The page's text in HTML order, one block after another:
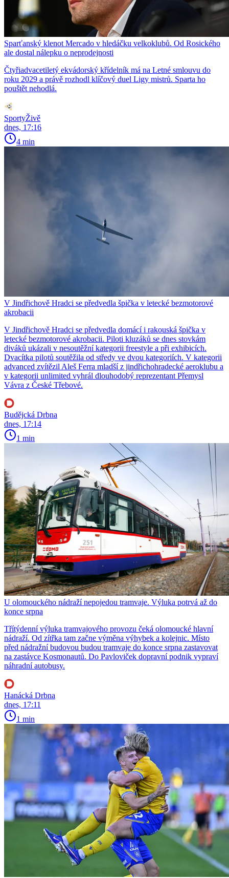
Sparťanský klenot Mercado v hledáčku velkoklubů. Od Rosického
ale dostal nálepku o neprodejnosti
Čtyřiadvacetiletý ekvádorský křídelník má na Letné smlouvu do
roku 2029 a právě rozhodl klíčový duel Ligy mistrů. Sparta ho
pouštět nehodlá.
SportyŽivě
dnes, 17:16
4 min
V Jindřichově Hradci se předvedla špička v letecké bezmotorové
akrobacii
V Jindřichově Hradci se předvedla domácí i rakouská špička v
letecké bezmotorové akrobacii. Piloti kluzáků se dnes stovkám
diváků ukázali v nesoutěžní kategorii freestyle a při exhibicích.
Dvacítka pilotů soutěžila od středy ve dvou kategoriích. V kategorii
advanced zvítězil Aleš Ferra mladší z jindřichohradecké aeroklubu a
v kategorii unlimited vyhrál dlouhodobý reprezentant Přemysl
Vávra z České Třebové.
Budějcká Drbna
dnes, 17:14
1 min
U olomouckého nádraží nepojedou tramvaje. Výluka potrvá až do
konce srpna
Třítýdenní výluka tramvajového provozu čeká olomoucké hlavní
nádraží. Od zítřka tam začne výměna výhybek a kolejnic. Místo
před nádražní budovou budou tramvaje do konce srpna zastavovat
na zastávce Kosmonautů. Do Pavloviček dopravní podnik vypraví
náhradní autobusy.
Hanácká Drbna
dnes, 17:11
1 min